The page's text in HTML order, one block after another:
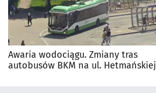
Awaria wodociągu. Zmiany tras
autobusów BKM na ul. Hetmańskiej